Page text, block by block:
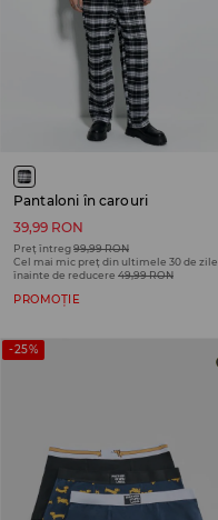
Pantaloni în carouri
39,99 RON
Preț întreg99,99 RON
Cel mai mic preț din ultimele 30 de zile
înainte de reducere 49,99 RON
PROMOȚIE
-25%